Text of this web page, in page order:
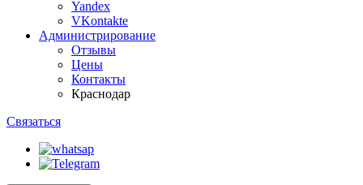
Yandex
VKontakte
Администрирование
Отзывы
Цены
Контакты
Краснодар
Связаться